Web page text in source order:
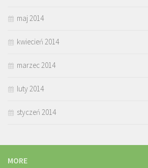
maj 2014
kwiecień 2014
marzec 2014
luty 2014
styczeń 2014
MORE